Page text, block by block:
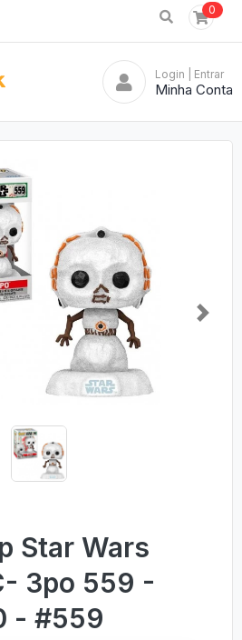
0
Login | Entrar
Minha Conta
Next
Star Wars
3po 559 -
- #559